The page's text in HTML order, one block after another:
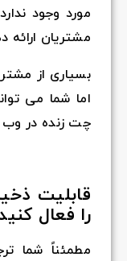
مورد وجود
مشتریان ارائه
بسیاری از
اما شما می
چت زنده در وب
را فعال کنید
مطمئناً شما